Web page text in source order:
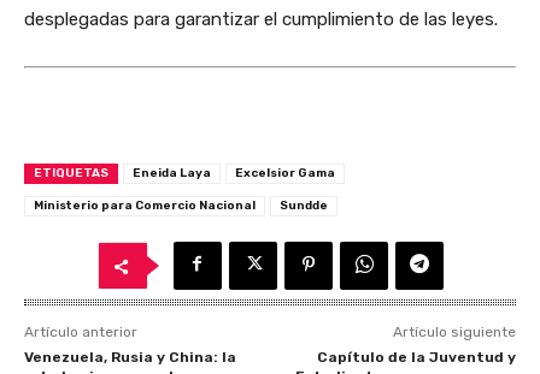
desplegadas para garantizar el cumplimiento de las leyes.
ETIQUETAS Eneida Laya Excelsior Gama
Ministerio para Comercio Nacional Sundde
Artículo anterior
Venezuela, Rusia y China: la
Artículo siguiente
Capítulo de la Juventud y